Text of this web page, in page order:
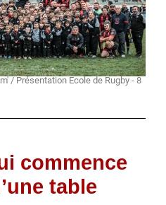
/ Présentation École de Rugby - 8
commence
table